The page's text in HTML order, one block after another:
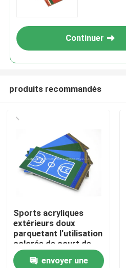
Produits
Vidéos
Continuer
produits recommandés
Sports acryliques
extérieurs doux
parquetant l'utilisation
colorée de court de
tennis
envoyer une